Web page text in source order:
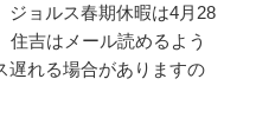
ジョルス春期休暇は4月28
住吉はメール読めるよう
遅れる場合がありますの